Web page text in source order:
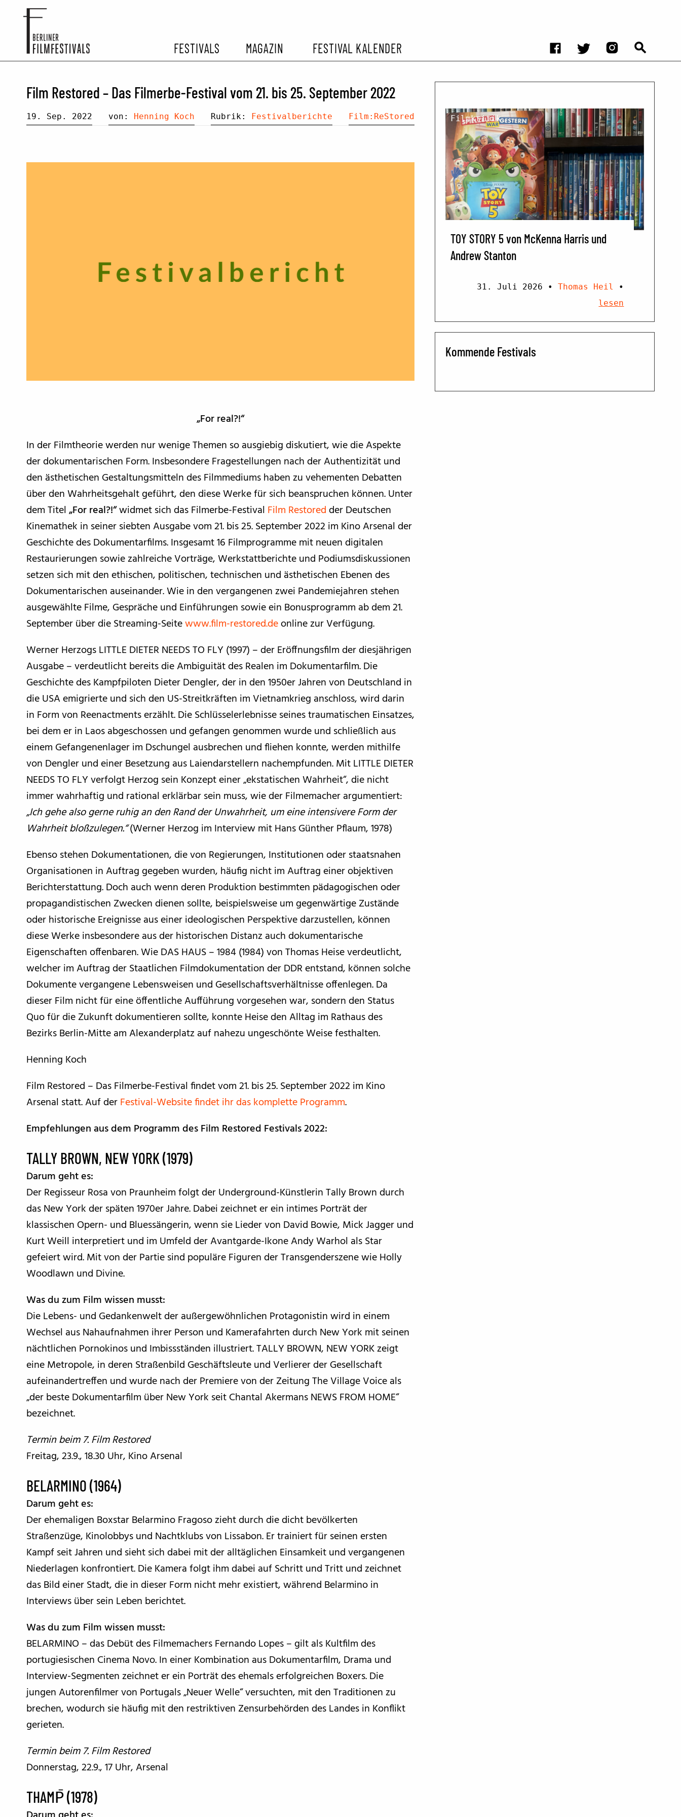
FESTIVALS
ARCHIV EHEMALIGER FILMFESTIVALS
MAGAZIN
FESTIVALBERICHTE
FESTIVAL KALENDER
Film Restored – Das Filmerbe-Festival vom 21. bis 25. September 2022
19. Sep. 2022 von: Henning Koch Rubrik: Festivalberichte Film:ReStored
„For real?!“
In der Filmtheorie werden nur wenige Themen so ausgiebig diskutiert, wie die Aspekte
der dokumentarischen Form. Insbesondere Fragestellungen nach der Authentizität und
den ästhetischen Gestaltungsmitteln des Filmmediums haben zu vehementen Debatten
über den Wahrheitsgehalt geführt, den diese Werke für sich beanspruchen können. Unter
dem Titel„For real?!“widmet sich das Filmerbe-Festival Film Restoredder Deutschen
Kinemathek in seiner siebten Ausgabe vom 21. bis 25. September 2022 im Kino Arsenal der
Geschichte des Dokumentarfilms. Insgesamt 16 Filmprogramme mit neuen digitalen
Restaurierungen sowie zahlreiche Vorträge, Werkstattberichte und Podiumsdiskussionen
setzen sich mit den ethischen, politischen, technischen und ästhetischen Ebenen des
Dokumentarischen auseinander. Wie in den vergangenen zwei Pandemiejahren stehen
ausgewählte Filme, Gespräche und Einführungen sowie ein Bonusprogramm ab dem 21.
September über die Streaming-Seitewww.film-restored.deonline zur Verfügung.
Werner Herzogs LITTLE DIETER NEEDS TO FLY (1997) – der Eröffnungsfilm der diesjährigen
Ausgabe – verdeutlicht bereits die Ambiguität des Realen im Dokumentarfilm. Die
Geschichte des Kampfpiloten Dieter Dengler, der in den 1950er Jahren von Deutschland in
die USA emigrierte und sich den US-Streitkräften im Vietnamkrieg anschloss, wird darin
in Form von Reenactments erzählt. Die Schlüsselerlebnisse seines traumatischen Einsatzes,
bei dem er in Laos abgeschossen und gefangen genommen wurde und schließlich aus
einem Gefangenenlager im Dschungel ausbrechen und fliehen konnte, werden mithilfe
von Dengler und einer Besetzung aus Laiendarstellern nachempfunden. Mit LITTLE DIETER
NEEDS TO FLY verfolgt Herzog sein Konzept einer „ekstatischen Wahrheit“, die nicht
immer wahrhaftig und rational erklärbar sein muss, wie der Filmemacher argumentiert:
„Ich gehe also gerne ruhig an den Rand der Unwahrheit, um eine intensivere Form der
Wahrheit bloßzulegen.“(Werner Herzog im Interview mit Hans Günther Pflaum, 1978)
Ebenso stehen Dokumentationen, die von Regierungen, Institutionen oder staatsnahen
Organisationen in Auftrag gegeben wurden, häufig nicht im Auftrag einer objektiven
Berichterstattung. Doch auch wenn deren Produktion bestimmten pädagogischen oder
propagandistischen Zwecken dienen sollte, beispielsweise um gegenwärtige Zustände
oder historische Ereignisse aus einer ideologischen Perspektive darzustellen, können
diese Werke insbesondere aus der historischen Distanz auch dokumentarische
Eigenschaften offenbaren. Wie DAS HAUS – 1984 (1984) von Thomas Heise verdeutlicht,
welcher im Auftrag der Staatlichen Filmdokumentation der DDR entstand, können solche
Dokumente vergangene Lebensweisen und Gesellschaftsverhältnisse offenlegen. Da
dieser Film nicht für eine öffentliche Aufführung vorgesehen war, sondern den Status
Quo für die Zukunft dokumentieren sollte, konnte Heise den Alltag im Rathaus des
Bezirks Berlin-Mitte am Alexanderplatz auf nahezu ungeschönte Weise festhalten.
Henning Koch
Film Restored – Das Filmerbe-Festival findet vom 21. bis 25. September 2022 im Kino
Arsenal statt. Auf derFestival-Website findet ihr das komplette Programm.
Empfehlungen aus dem Programm des Film Restored Festivals 2022:
TALLY BROWN, NEW YORK (1979)
Darum geht es:
Der Regisseur Rosa von Praunheim folgt der Underground-Künstlerin Tally Brown durch
das New York der späten 1970er Jahre. Dabei zeichnet er ein intimes Porträt der
klassischen Opern- und Bluessängerin, wenn sie Lieder von David Bowie, Mick Jagger und
Kurt Weill interpretiert und im Umfeld der Avantgarde-Ikone Andy Warhol als Star
gefeiert wird. Mit von der Partie sind populäre Figuren der Transgenderszene wie Holly
Woodlawn und Divine.
Was du zum Film wissen musst:
Die Lebens- und Gedankenwelt der außergewöhnlichen Protagonistin wird in einem
Wechsel aus Nahaufnahmen ihrer Person und Kamerafahrten durch New York mit seinen
nächtlichen Pornokinos und Imbissständen illustriert. TALLY BROWN, NEW YORK zeigt
eine Metropole, in deren Straßenbild Geschäftsleute und Verlierer der Gesellschaft
aufeinandertreffen und wurde nach der Premiere von der Zeitung The Village Voice als
„der beste Dokumentarfilm über New York seit Chantal Akermans NEWS FROM HOME“
bezeichnet.
Termin beim 7. Film Restored
Freitag, 23.9., 18.30 Uhr, Kino Arsenal
BELARMINO (1964)
Darum geht es:
Der ehemaligen Boxstar Belarmino Fragoso zieht durch die dicht bevölkerten
Straßenzüge, Kinolobbys und Nachtklubs von Lissabon. Er trainiert für seinen ersten
Kampf seit Jahren und sieht sich dabei mit der alltäglichen Einsamkeit und vergangenen
Niederlagen konfrontiert. Die Kamera folgt ihm dabei auf Schritt und Tritt und zeichnet
das Bild einer Stadt, die in dieser Form nicht mehr existiert, während Belarmino in
Interviews über sein Leben berichtet.
Was du zum Film wissen musst:
BELARMINO – das Debüt des Filmemachers Fernando Lopes – gilt als Kultfilm des
portugiesischen Cinema Novo. In einer Kombination aus Dokumentarfilm, Drama und
Interview-Segmenten zeichnet er ein Porträt des ehemals erfolgreichen Boxers. Die
jungen Autorenfilmer von Portugals „Neuer Welle“ versuchten, mit den Traditionen zu
brechen, wodurch sie häufig mit den restriktiven Zensurbehörden des Landes in Konflikt
gerieten.
Termin beim 7. Film Restored
Donnerstag, 22.9., 17 Uhr, Arsenal
THAMP̄ (1978)
Filmkritik
TOY STORY 5 von McKenna Harris und
Andrew Stanton
31. Juli 2026 • Thomas Heil
•
lesen
Kommende Festivals